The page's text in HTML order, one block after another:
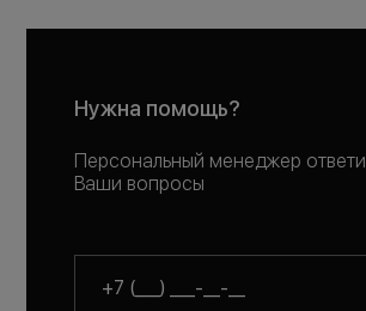
Нужна помощь?
Персональный менеджер
Ваши вопросы